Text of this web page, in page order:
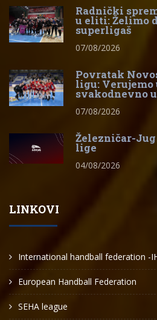
Radnički
u eliti: Želimo
superligaš
07/08/2026
Povratak
ligu: Verujemo
svakodnevno
07/08/2026
Železničar-
lige
04/08/2026
LINKOVI
International handball federation -
European Handball Federation
SEHA league